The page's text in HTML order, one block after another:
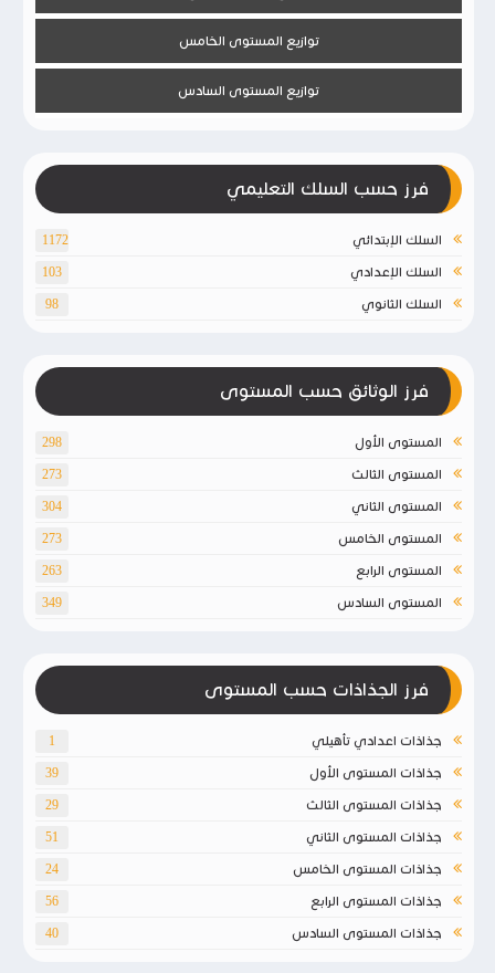
توازيع المستوى الخامس
توازيع المستوى السادس
فرز حسب السلك التعليمي
السلك الإبتدائي 1172
السلك الإعدادي 103
السلك الثانوي 98
فرز الوثائق حسب المستوى
المستوى الأول 298
المستوى الثالث 273
المستوى الثاني 304
المستوى الخامس 273
المستوى الرابع 263
المستوى السادس 349
فرز الجذاذات حسب المستوى
جذاذات اعدادي تأهيلي 1
جذاذات المستوى الأول 39
جذاذات المستوى الثالث 29
جذاذات المستوى الثاني 51
جذاذات المستوى الخامس 24
جذاذات المستوى الرابع 56
جذاذات المستوى السادس 40